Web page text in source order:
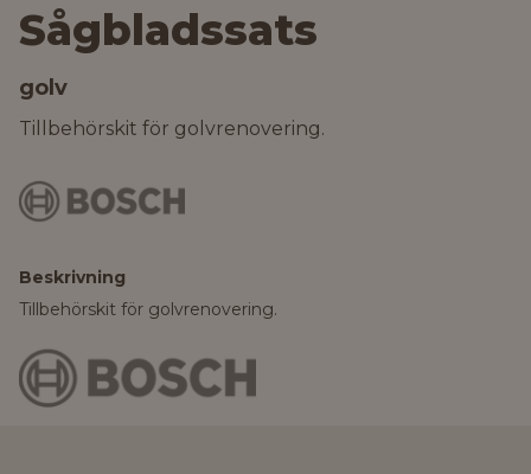
Sågbladssats
golv
Tillbehörskit för golvrenovering.
Beskrivning
Tillbehörskit för golvrenovering.